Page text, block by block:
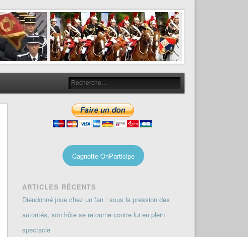
Cagnotte OnParticipe
ARTICLES RÉCENTS
Dieudonné joue chez un fan : sous la pression des
autorités, son hôte se retourne contre lui en plein
spectacle